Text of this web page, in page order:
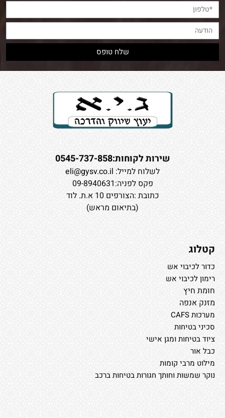
שירות לקוחות:0545-737-858
לשלוח למייל: eli@gysv.co.il
פקס לפניה:09-8940631
כתובת :הצורפים 10 א.ת. לוד
(בתיאום מראש)
קטלוג
כדור לכיבוי אש
רימון לכיבוי אש
חומת חיץ
מזנק אנפה
מערכות CAFS
סכיני בטיחות
ציוד בטיחות ומגן אישי
כבל אור
מילוט מרבי קומות
נוקר שמשות וחותך חגורות בטיחות ברכב